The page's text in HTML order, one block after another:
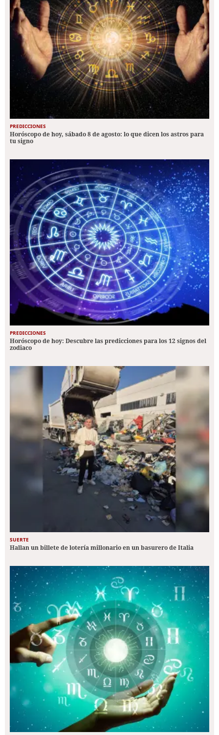
PREDICCIONES
Horóscopo de hoy, sábado 8 de agosto: lo que dicen los astros para
tu signo
PREDICCIONES
Horóscopo de hoy: Descubre las predicciones para los 12 signos del
zodiaco
SUERTE
Hallan un billete de lotería millonario en un basurero de Italia